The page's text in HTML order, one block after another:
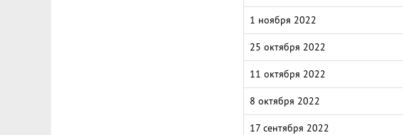
1 ноября 2022
25 октября 2022
11 октября 2022
8 октября 2022
17 сентября 2022